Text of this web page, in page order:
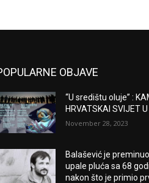
OBJAVE
“U središtu oluje” :
HRVATSKAI SVIJET
November 28, 2023
Balašević je
upale pluća sa 68
nakon što je primio